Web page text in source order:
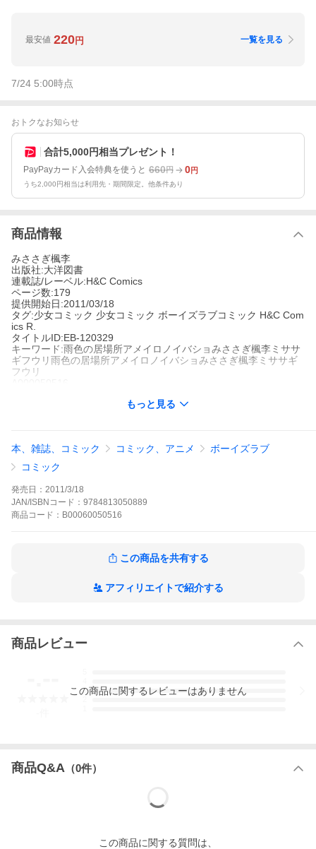
最安値 220円 一覧を見る
7/24 5:00時点
おトクなお知らせ
合計5,000円相当プレゼント！
PayPayカード入会特典を使うと 660円 0円
うち2,000円相当は利用先・期間限定。他条件あり
商品情報
みささぎ楓李
出版社:大洋図書
連載誌/レーベル:H&C Comics
ページ数:179
提供開始日:2011/03/18
タグ:少女コミック 少女コミック ボーイズラブコミック H&C Com
ics R.
タイトルID:EB-120329
キーワード:雨色の居場所アメイロノイバショみささぎ楓李ミササ
ギフウリ雨色の居場所アメイロノイバショみささぎ楓李ミササギ
フウリ
s R.
「ただ存在しているだけで邪魔な立場の人間もいるのですよ」複
雑な家庭環境で育った御曹子・古都宮鈴の家庭教師になった辛島
泉は、出会った当初からなにかと慕ってくる鈴に苦しくなり、鈴
の前から去ることを選ぶ。そんな辛島に鈴は「逃げることは許さ
ない」と両手をベルトで縛り、無理やり体を繋ぐのだが…。
雨色の居場所の作品をもっと見る
もっと見る
本、雑誌、コミック コミック、アニメ
ボーイズラブ
コミック
発売日： 2011/3/18
JAN/ISBNコード： 9784813050889
商品 コード： B00060050516
この商品を共有する
アフィリエイトで紹介する
商品レビュー
3
この商品に関するレビューはありません
商品Q&A （0件）
この商品に関する質問は、